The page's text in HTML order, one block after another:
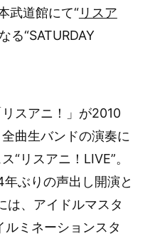
武道館にて“リスア
る“SATURDAY
スアニ！」が2010
曲生バンドの演奏に
“リスアニ！LIVE”。
ぶりの声出し開演と
は、アイドルマスタ
ミネーションスタ